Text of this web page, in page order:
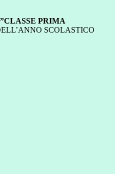
PRIMA
SCOLASTICO